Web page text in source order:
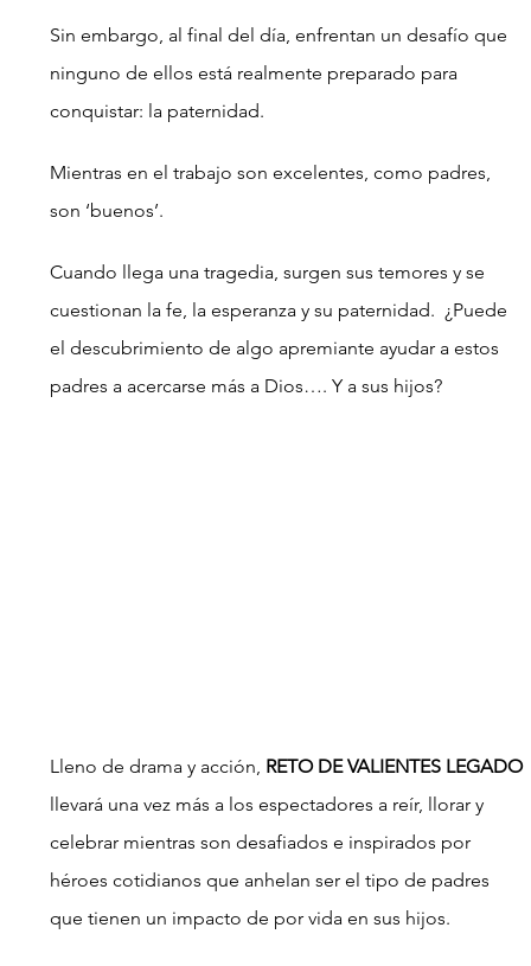
Sin embargo, al final del día, enfrentan un desafío que
ninguno de ellos está realmente preparado para
conquistar: la paternidad.
Mientras en el trabajo son excelentes, como padres,
son ‘buenos’.
Cuando llega una tragedia, surgen sus temores y se
cuestionan la fe, la esperanza y su paternidad.  ¿Puede
el descubrimiento de algo apremiante ayudar a estos
padres a acercarse más a Dios…. Y a sus hijos?
Lleno de drama y acción, RETO DE VALIENTES LEGADO
llevará una vez más a los espectadores a reír, llorar y
celebrar mientras son desafiados e inspirados por
héroes cotidianos que anhelan ser el tipo de padres
que tienen un impacto de por vida en sus hijos.